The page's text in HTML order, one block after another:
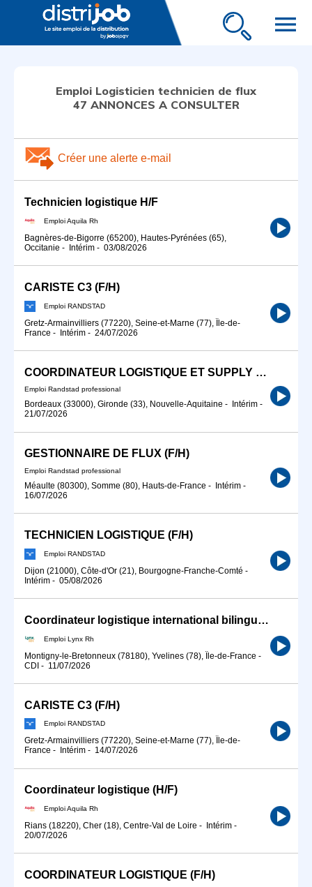
menu
Emploi Logisticien technicien de flux
47 ANNONCES A CONSULTER
Créer une alerte e-mail
Technicien logistique H/F
Emploi Aquila Rh
Bagnères-de-Bigorre (65200), Hautes-Pyrénées (65),
Occitanie - Intérim - 03/08/2026
CARISTE C3 (F/H)
Emploi RANDSTAD
Gretz-Armainvilliers (77220), Seine-et-Marne (77), Île-de-
France - Intérim - 24/07/2026
COORDINATEUR LOGISTIQUE ET SUPPLY CHAIN (F/H)
Emploi Randstad professional
Bordeaux (33000), Gironde (33), Nouvelle-Aquitaine - Intérim -
21/07/2026
GESTIONNAIRE DE FLUX (F/H)
Emploi Randstad professional
Méaulte (80300), Somme (80), Hauts-de-France - Intérim -
16/07/2026
TECHNICIEN LOGISTIQUE (F/H)
Emploi RANDSTAD
Dijon (21000), Côte-d'Or (21), Bourgogne-Franche-Comté -
Intérim - 05/08/2026
Coordinateur logistique international bilingue allemand H/F
Emploi Lynx Rh
Montigny-le-Bretonneux (78180), Yvelines (78), Île-de-France -
CDI - 11/07/2026
CARISTE C3 (F/H)
Emploi RANDSTAD
Gretz-Armainvilliers (77220), Seine-et-Marne (77), Île-de-
France - Intérim - 14/07/2026
Coordinateur logistique (H/F)
Emploi Aquila Rh
Rians (18220), Cher (18), Centre-Val de Loire - Intérim -
20/07/2026
COORDINATEUR LOGISTIQUE (F/H)